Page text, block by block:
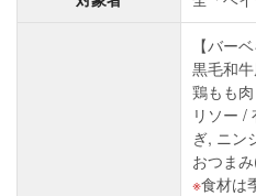
【バー
黒毛和
鶏もも
リソー /
ぎ, ニン
おつま
食材は